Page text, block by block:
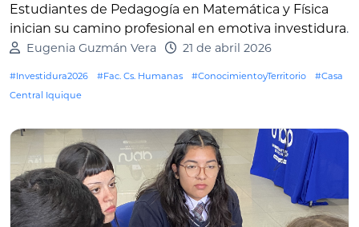
Estudiantes de Pedagogía en Matemática y Física
inician su camino profesional en emotiva investidura.
Eugenia Guzmán Vera 21 de abril 2026
#Investidura2026 #Fac. Cs. Humanas #ConocimientoyTerritorio
#Casa
Central Iquique